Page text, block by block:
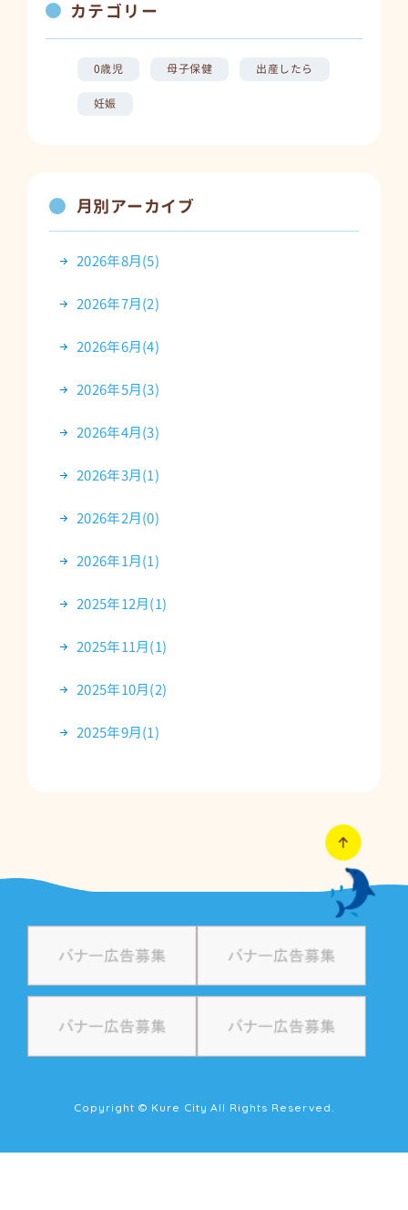
カテゴリー
0歳児 母子保健 出産したら
妊娠
月別アーカイブ
2026年8月(5)
2026年7月(2)
2026年6月(4)
2026年5月(3)
2026年4月(3)
2026年3月(1)
2026年2月(0)
2026年1月(1)
2025年12月(1)
2025年11月(1)
2025年10月(2)
2025年9月(1)
Copyright © Kure City All Rights Reserved.